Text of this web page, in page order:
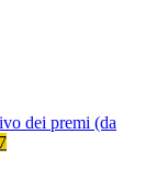
dei premi (da
7